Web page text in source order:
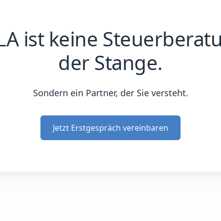
ist keine
der Stange.
Sondern ein Partner, der Sie versteht.
Jetzt Erstgespräch vereinbaren